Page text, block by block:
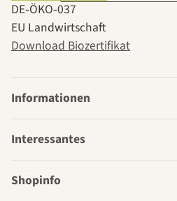
DE‑ÖKO‑037
EU Landwirtschaft
Download Biozertifikat
Informationen
Interessantes
Shopinfo